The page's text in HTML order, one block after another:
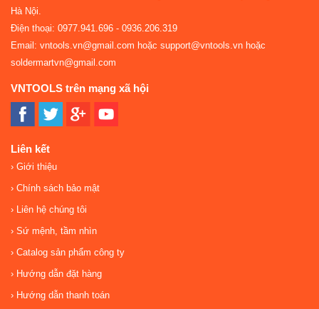
Hà Nội.
Điện thoại: 0977.941.696 - 0936.206.319
Email: vntools.vn@gmail.com hoặc support@vntools.vn hoặc
soldermartvn@gmail.com
VNTOOLS trên mạng xã hội
Liên kết
Giới thiệu
Chính sách bảo mật
Liên hệ chúng tôi
Sứ mệnh, tầm nhìn
Catalog sản phẩm công ty
Hướng dẫn đặt hàng
Hướng dẫn thanh toán